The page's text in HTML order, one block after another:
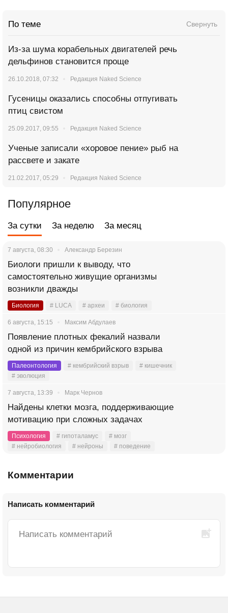
По теме Свернуть
Из-за шума корабельных двигателей речь
дельфинов становится проще
26.10.2018, 07:32 Редакция Naked Science
Гусеницы оказались способны отпугивать
птиц свистом
25.09.2017, 09:55 Редакция Naked Science
Ученые записали «хоровое пение» рыб на
рассвете и закате
21.02.2017, 05:29 Редакция Naked Science
Популярное
За сутки За неделю За месяц
7 августа, 08:30 Александр Березин
Биологи пришли к выводу, что
самостоятельно живущие организмы
возникли дважды
Биология # LUCA # археи # биология
6 августа, 15:15 Максим Абдулаев
Появление плотных фекалий назвали
одной из причин кембрийского взрыва
Палеонтология # кембрийский взрыв
# кишечник
# эволюция
7 августа, 13:39 Марк Чернов
Найдены клетки мозга, поддерживающие
мотивацию при сложных задачах
Психология # гипоталамус
# мозг
# нейробиология
# нейроны # поведение
Комментарии
Написать комментарий